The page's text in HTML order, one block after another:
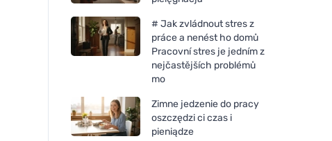
# Jak zvládnout stres z
práce a nenést ho domů
Pracovní stres je jedním z
nejčastějších problémů
mo
Zimne jedzenie do pracy
oszczędzi ci czas i
pieniądze